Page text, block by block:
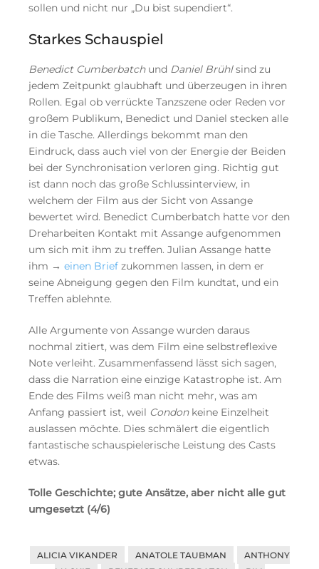
sollen und nicht nur „Du bist supendiert“.
Starkes Schauspiel
Benedict Cumberbatch und Daniel Brühlsind zu
jedem Zeitpunkt glaubhaft und überzeugen in ihren
Rollen. Egal ob verrückte Tanzszene oder Reden vor
großem Publikum, Benedict und Daniel stecken alle
in die Tasche. Allerdings bekommt man den
Eindruck, dass auch viel von der Energie der Beiden
bei der Synchronisation verloren ging. Richtig gut
ist dann noch das große Schlussinterview, in
welchem der Film aus der Sicht von Assange
bewertet wird. Benedict Cumberbatch hatte vor den
Dreharbeiten Kontakt mit Assange aufgenommen
um sich mit ihm zu treffen. Julian Assange hatte
ihm → einen Brief zukommen lassen, in dem er
seine Abneigung gegen den Film kundtat, und ein
Treffen ablehnte.
Alle Argumente von Assange wurden daraus
nochmal zitiert, was dem Film eine selbstreflexive
Note verleiht. Zusammenfassend lässt sich sagen,
dass die Narration eine einzige Katastrophe ist. Am
Ende des Films weiß man nicht mehr, was am
Anfang passiert ist, weil Condonkeine Einzelheit
auslassen möchte. Dies schmälert die eigentlich
fantastische schauspielerische Leistung des Casts
etwas.
Tolle Geschichte; gute Ansätze, aber nicht alle gut
umgesetzt (4/6)
ALICIA VIKANDER ANATOLE TAUBMAN
ANTHONY